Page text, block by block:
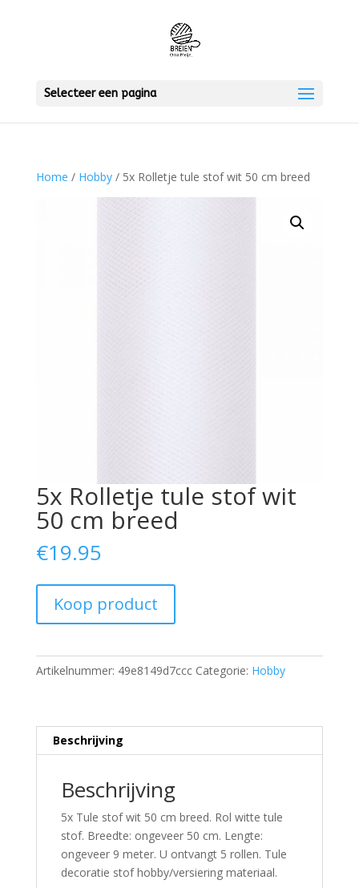
Selecteer een pagina
Home / Hobby/ 5x Rolletje tule stof wit 50 cm breed
5x Rolletje tule stof wit
50 cm breed
€19.95
Koop product
Artikelnummer: 49e8149d7ccc Categorie: Hobby
Beschrijving
Beschrijving
5x Tule stof wit 50 cm breed. Rol witte tule
stof. Breedte: ongeveer 50 cm. Lengte:
ongeveer 9 meter. U ontvangt 5 rollen. Tule
decoratie stof hobby/versiering materiaal.